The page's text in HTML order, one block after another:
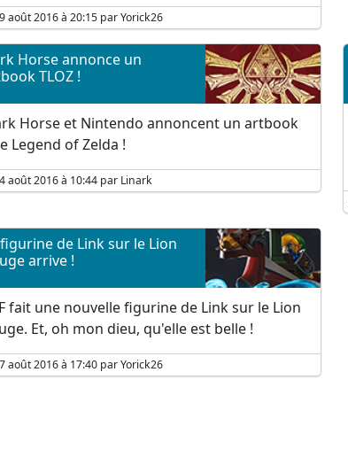
août 2016 à 20:15 par Yorick26
Horse annonce un
TLOZ !
Horse et Nintendo annoncent un artbook
Legend of Zelda !
août 2016 à 10:44 par Linark
de Link sur le Lion
arrive !
fait une nouvelle figurine de Link sur le Lion
Et, oh mon dieu, qu'elle est belle !
août 2016 à 17:40 par Yorick26